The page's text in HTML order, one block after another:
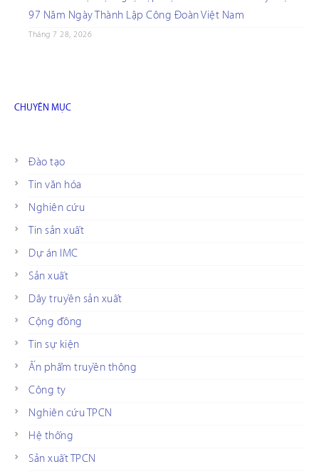
97 Năm Ngày Thành Lập Công Đoàn Việt Nam
Tháng 7 28, 2026
CHUYÊN MỤC
Đào tạo
Tin văn hóa
Nghiên cứu
Tin sản xuất
Dự án IMC
Sản xuất
Dây truyền sản xuất
Cộng đồng
Tin sự kiện
Ấn phẩm truyền thông
Công ty
Nghiên cứu TPCN
Hệ thống
Sản xuất TPCN